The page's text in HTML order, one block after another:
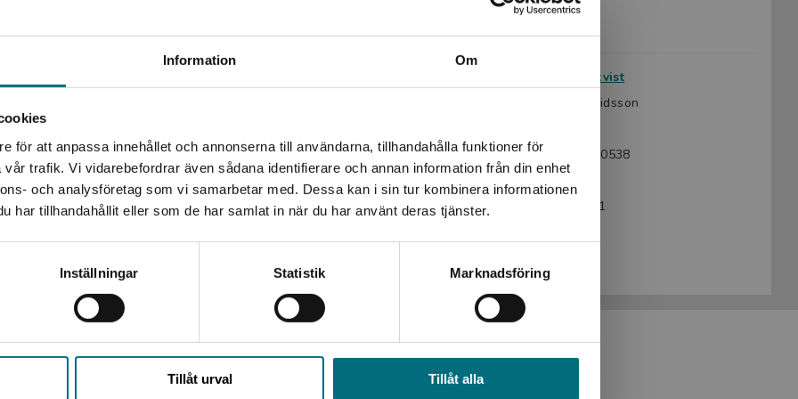
Information Om
för att anpassa innehållet och annonserna till användarna, tillhandahålla funktioner för
trafik. Vi vidarebefordrar även sådana identifierare och annan information från din enhet
och analysföretag som vi samarbetar med. Dessa kan i sin tur kombinera informationen
har tillhandahållit eller som de har samlat in när du har använt deras tjänster.
Inställningar Statistik Marknadsföring
Tillåt urval Tillåt alla
Begränsad fraktregion
Det verkar som att du besöker nyponochviljaforlag.se via
en enhet utanför Sverige. Vi erbjuder inte leveranser
utanför Sverige. För att kunna slutföra ett köp måste
leveransadressen vara i Sverige.
förkortad version.
Han är fylld av ondska. På kvällarna berättar han i
deras kärlek, ideal och drömmar. Det enda som gör
och drömmer om att själv få gå ut i strid och döda.
Pär Lagerkvist skrev romanen under andra världskriget
och nazism.
Pär Lagerkvist
Cecilia Davidsson
ISBN:
9789179710538
Utgivningsår:
2020
Artikelnummer:
46669-EP01
Upphovspersoner